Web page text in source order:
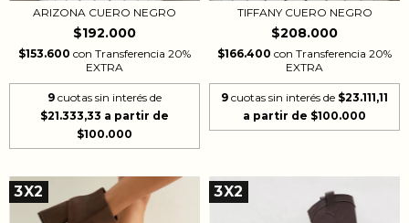
ARIZONA CUERO NEGRO
$192.000
$153.600 con Transferencia 20%
EXTRA
9 cuotas sin interés de
$21.333,33
TIFFANY CUERO NEGRO
$208.000
$166.400 con Transferencia 20%
EXTRA
9 cuotas sin interés de $23.111,11
3X2 3X2